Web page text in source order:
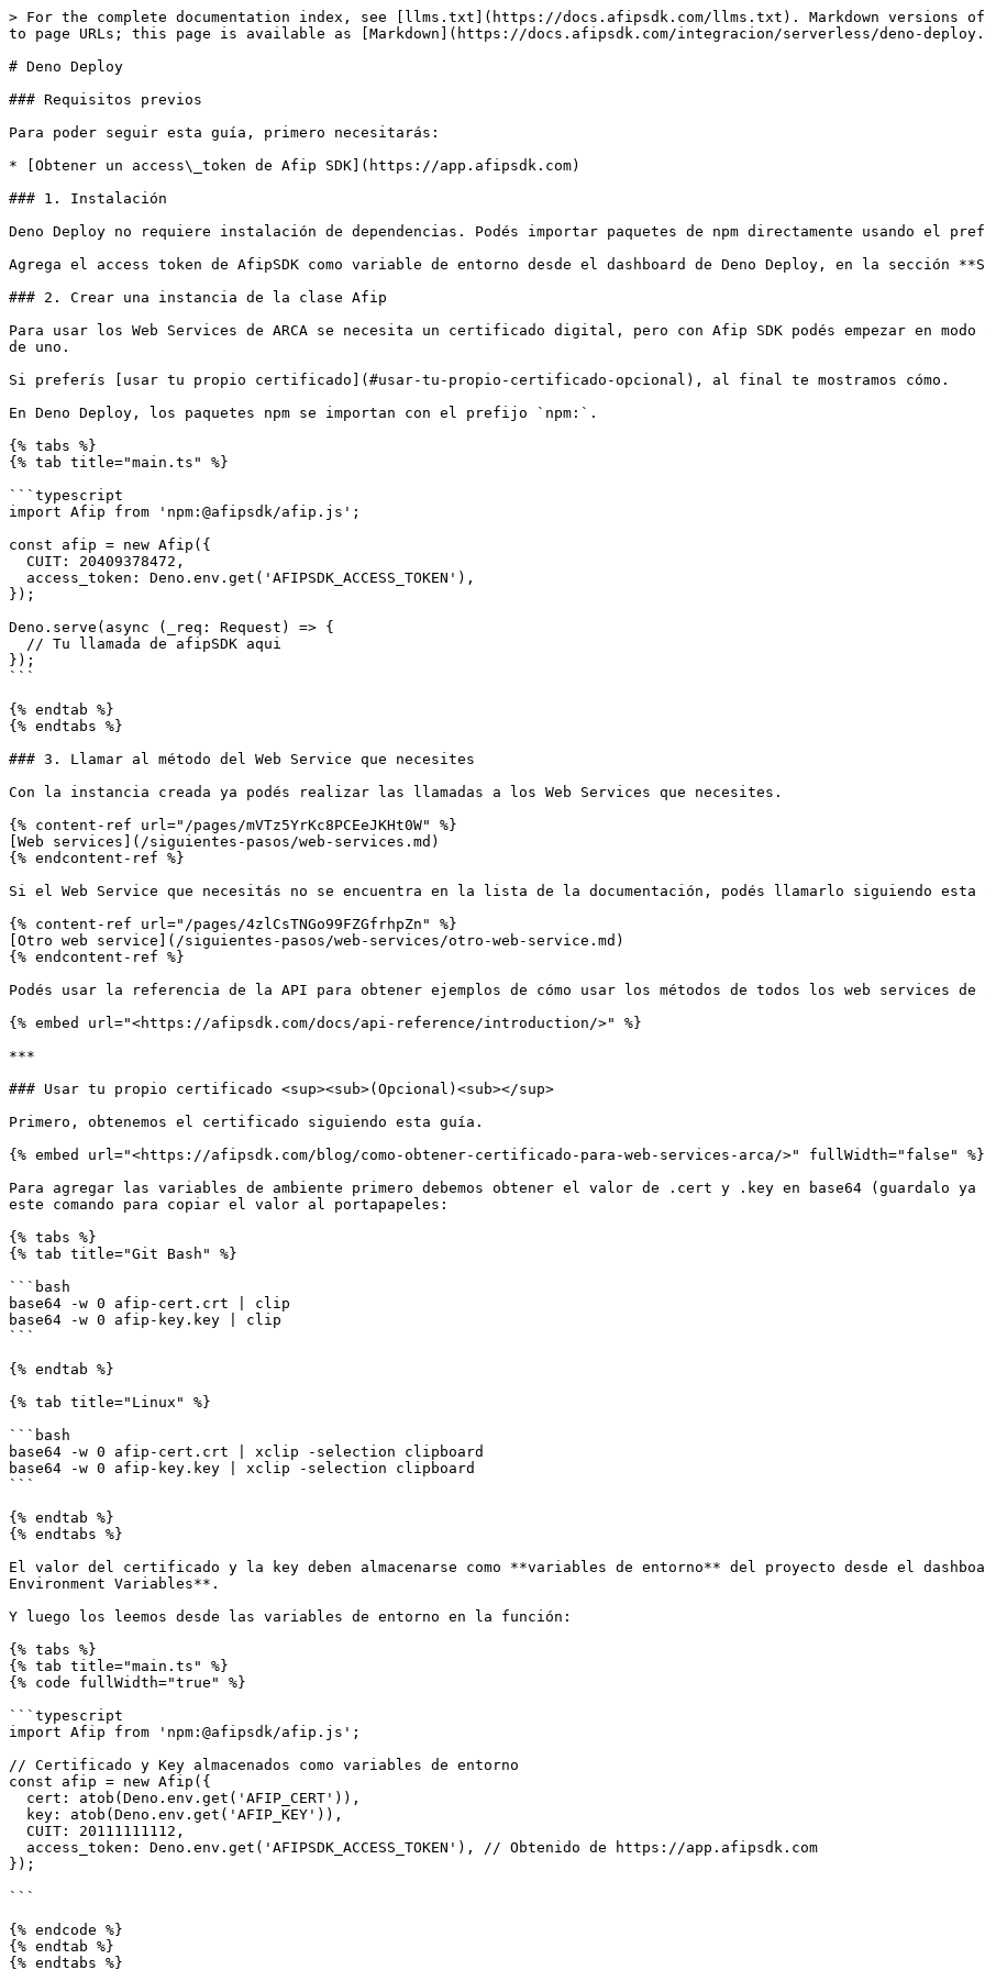
> For the complete documentation index, see [llms.txt](https://docs.afipsdk.com/llms.txt). Markdown versions of
to page URLs; this page is available as [Markdown](https://docs.afipsdk.com/integracion/serverless/deno-
# Deno Deploy
### Requisitos previos
Para poder seguir esta guía, primero necesitarás:
* [Obtener un access\_token de Afip SDK](https://app.afipsdk.com)
### 1. Instalación
Deno Deploy no requiere instalación de dependencias. Podés importar paquetes de npm directamente usando el
Agrega el access token de AfipSDK como variable de entorno desde el dashboard de Deno Deploy, en la sección
### 2. Crear una instancia de la clase Afip
Para usar los Web Services de ARCA se necesita un certificado digital, pero con Afip SDK podés empezar en
de uno.
Si preferís [usar tu propio certificado](#usar-tu-propio-certificado-opcional), al final te mostramos cómo.
En Deno Deploy, los paquetes npm se importan con el prefijo `npm:`.
{% tabs %}
{% tab title="main.ts" %}
```typescript
import Afip from 'npm:@afipsdk/afip.js';
const afip = new Afip({
});
Deno.serve(async (_req: Request) => {
});
```
{% endtab %}
{% endtabs %}
### 3. Llamar al método del Web Service que necesites
Con la instancia creada ya podés realizar las llamadas a los Web Services que necesites.
{% content-ref url="/pages/mVTz5YrKc8PCEeJKHt0W" %}
[Web services](/siguientes-pasos/web-services.md)
{% endcontent-ref %}
Si el Web Service que necesitás no se encuentra en la lista de la documentación, podés llamarlo siguiendo esta
{% content-ref url="/pages/4zlCsTNGo99FZGfrhpZn" %}
[Otro web service](/siguientes-pasos/web-services/otro-web-service.md)
{% endcontent-ref %}
Podés usar la referencia de la API para obtener ejemplos de cómo usar los métodos de todos los web services de
{% embed url="<https://afipsdk.com/docs/api-reference/introduction/>" %}
***
### Usar tu propio certificado <sup><sub>(Opcional)<sub></sup>
Primero, obtenemos el certificado siguiendo esta guía.
{% embed url="<https://afipsdk.com/blog/como-obtener-certificado-para-web-services-arca/>" fullWidth="false" %}
Para agregar las variables de ambiente primero debemos obtener el valor de .cert y .key en base64 (guardalo
este comando para copiar el valor al portapapeles:
{% tabs %}
{% tab title="Git Bash" %}
```bash
base64 -w 0 afip-cert.crt | clip
base64 -w 0 afip-key.key | clip
```
{% endtab %}
{% tab title="Linux" %}
```bash
base64 -w 0 afip-cert.crt | xclip -selection clipboard
base64 -w 0 afip-key.key | xclip -selection clipboard
```
{% endtab %}
{% endtabs %}
El valor del certificado y la key deben almacenarse como **variables de entorno** del proyecto desde el
Environment Variables**.
Y luego los leemos desde las variables de entorno en la función:
{% tabs %}
{% tab title="main.ts" %}
{% code fullWidth="true" %}
```typescript
import Afip from 'npm:@afipsdk/afip.js';
// Certificado y Key almacenados como variables de entorno
const afip = new Afip({
});
```
{% endcode %}
{% endtab %}